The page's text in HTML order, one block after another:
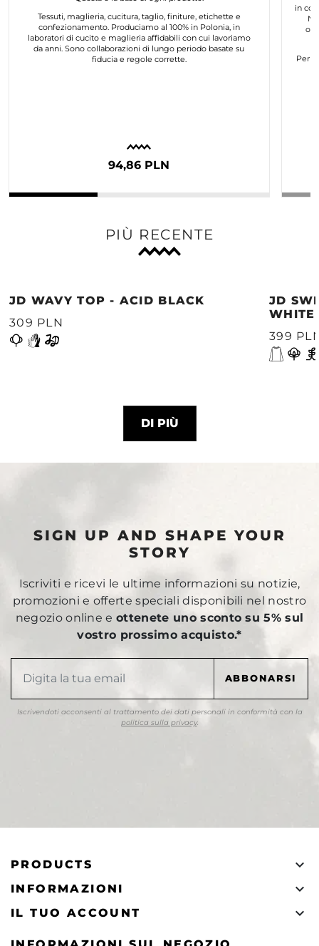
Tessuti, maglieria, cucitura, taglio, finiture, etichette e
confezionamento. Produciamo al 100% in Polonia, in
laboratori di cucito e maglieria affidabili con cui lavoriamo
da anni. Sono collaborazioni di lungo periodo basate su
fiducia e regole corrette.
94,86 PLN
in
Per
PIÙ RECENTE
JD WAVY TOP - ACID BLACK
309 PLN
JD
WHITE
399
DI PIÙ
SIGN UP AND SHAPE YOUR
STORY
Iscriviti e ricevi le ultime informazioni su notizie,
promozioni e offerte speciali disponibili nel nostro
negozio online eottenete uno sconto su 5% sul
vostro prossimo acquisto.*
Iscrivendoti acconsenti al trattamento dei dati personali in conformità con la
politica sulla privacy.
PRODUCTS 
INFORMAZIONI 
IL TUO ACCOUNT 